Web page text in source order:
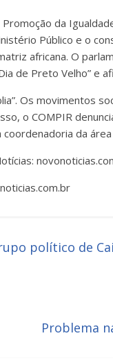
da
Público e o
africana. O
de Preto Velho” e
Os movimentos
o COMPIR
coordenadoria da
político de
Problema